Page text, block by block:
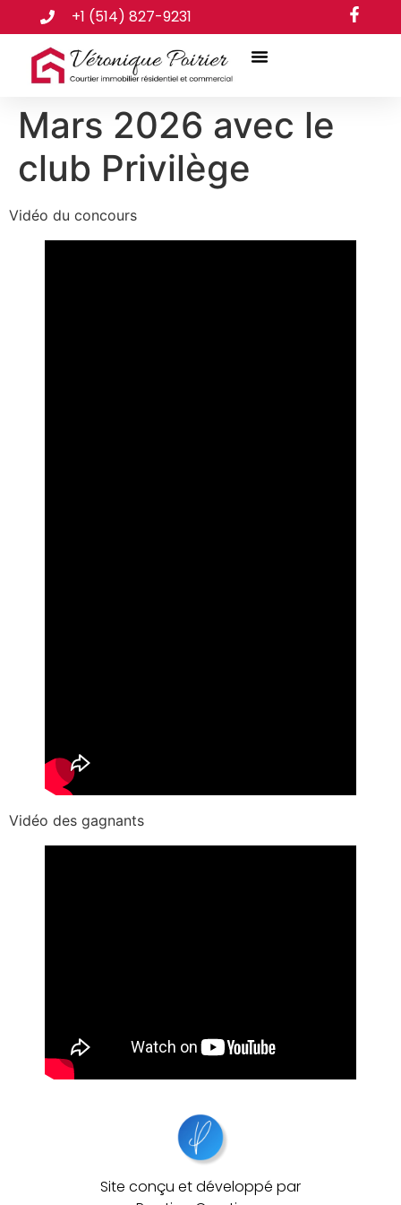
+1 (514) 827-9231
Mars 2026 avec le
club Privilège
Vidéo du concours
Vidéo des gagnants
Site conçu et développé par